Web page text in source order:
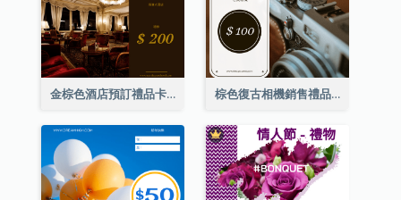
金棕色酒店預訂禮品卡 棕色復古相機銷售禮品卡